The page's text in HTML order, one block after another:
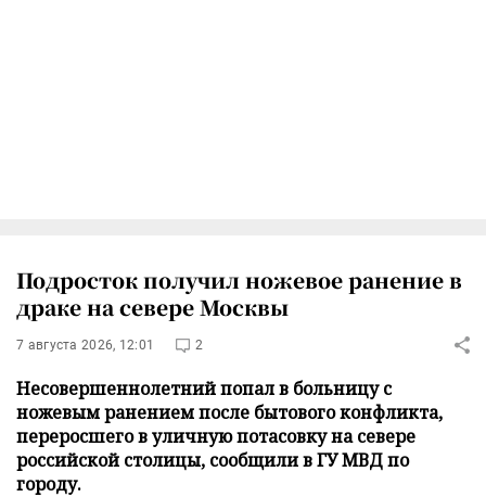
Подросток получил ножевое ранение в
драке на севере Москвы
7 августа 2026, 12:01 2
Несовершеннолетний попал в больницу с
ножевым ранением после бытового конфликта,
переросшего в уличную потасовку на севере
российской столицы, сообщили в ГУ МВД по
городу.